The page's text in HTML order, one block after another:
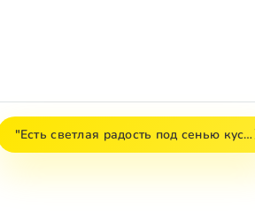
"Есть светлая радость под сенью кус…